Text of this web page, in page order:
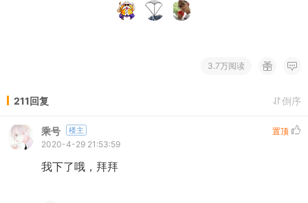
3.7万阅读
211回复 倒序
乘号 楼主
置顶
2020-4-29 21:53:59
我下了哦，拜拜